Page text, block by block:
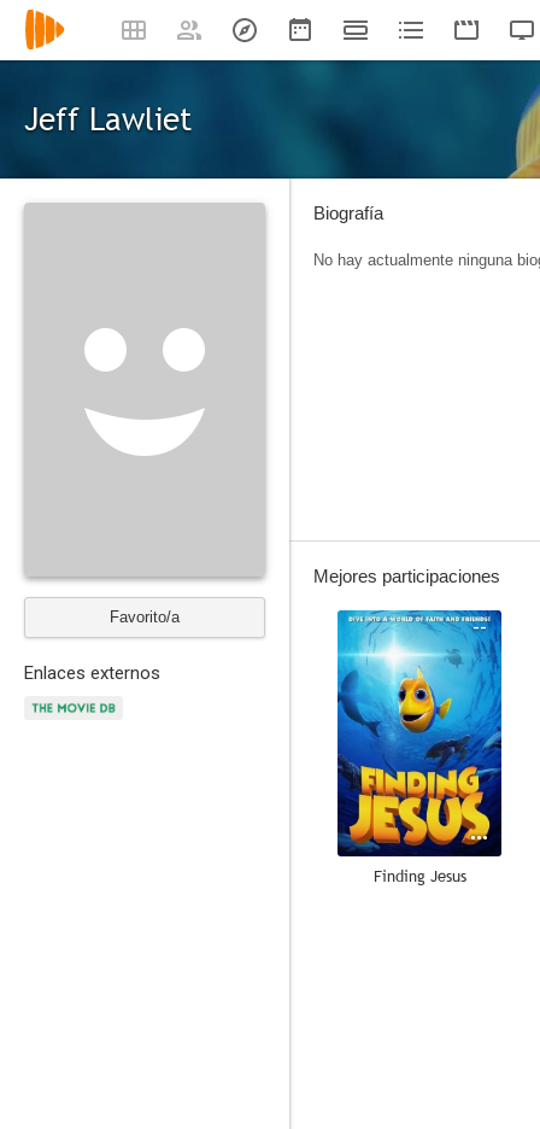
Jeff Lawliet
Favorito/a
Enlaces externos
Biografía
No hay actualmente ninguna
Mejores participaciones
--
Finding Jesus